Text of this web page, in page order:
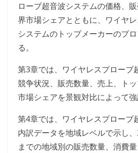
ローブ超音波システムの価格、
界市場シェアとともに、ワイヤ
システムのトップメーカーのプ
る。
第3章では、ワイヤレスプローブ
競争状況、販売数量、売上、ト
市場シェアを景観対比によって強
第4章では、ワイヤレスプローブ
内訳データを地域レベルで示し
までの地域別の販売数量、消費量